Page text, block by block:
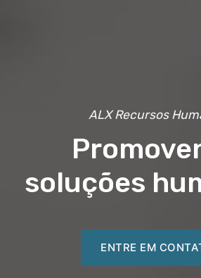
ALX Recursos
soluções
ENTRE EM